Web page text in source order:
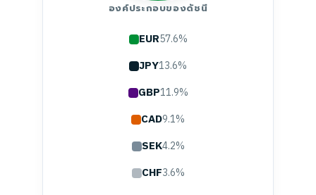
องค์ประกอบของดัชนี
EUR57.6%
JPY13.6%
GBP11.9%
CAD9.1%
SEK4.2%
CHF3.6%